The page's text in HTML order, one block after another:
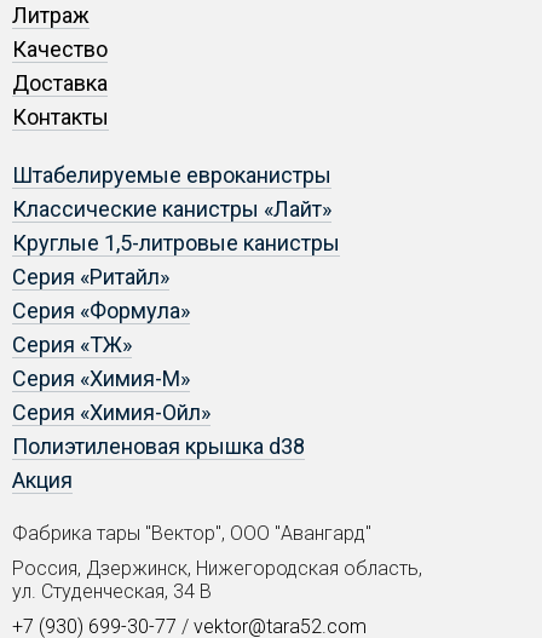
Литраж
Качество
Доставка
Контакты
Штабелируемые евроканистры
Классические канистры «Лайт»
Круглые 1,5-литровые канистры
Серия «Ритайл»
Серия «Формула»
Серия «ТЖ»
Серия «Химия-М»
Серия «Химия-Ойл»
Полиэтиленовая крышка d38
Акция
Фабрика тары "Вектор", ООО "Авангард"
Россия, Дзержинск, Нижегородская область,
ул. Студенческая, 34 В
+7 (930) 699-30-77 / vektor@tara52.com